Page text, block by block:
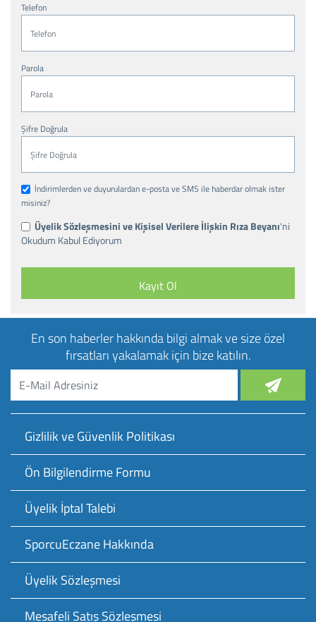
Telefon
Parola
Şifre Doğrula
İndirimlerden ve duyurulardan e-posta ve SMS ile haberdar olmak ister
misiniz?
Üyelik Sözleşmesini ve Kişisel Verilere İlişkin Rıza Beyanı'ni
Okudum Kabul Ediyorum
En son haberler hakkında bilgi almak ve size özel
fırsatları yakalamak için bize katılın.
Gizlilik ve Güvenlik Politikası
Ön Bilgilendirme Formu
Üyelik İptal Talebi
SporcuEczane Hakkında
Üyelik Sözleşmesi
Mesafeli Satış Sözleşmesi